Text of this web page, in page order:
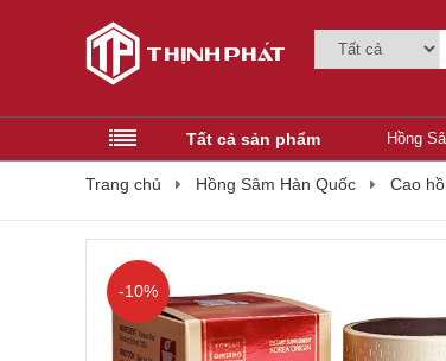
Tất cả sản phẩm Hồng
Trang chủ Hồng Sâm Hàn Quốc Cao
-10%